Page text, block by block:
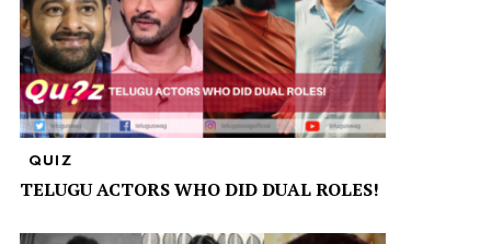
QUIZ
TELUGU ACTORS WHO DID DUAL ROLES!